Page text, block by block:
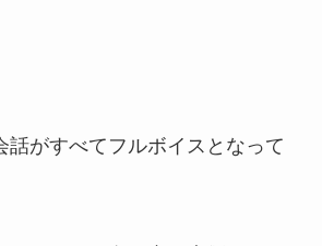
話がすべてフルボイスとなって